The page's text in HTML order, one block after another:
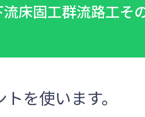
床固工群流路工そ
を使います。